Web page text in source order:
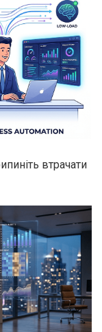
втрачати